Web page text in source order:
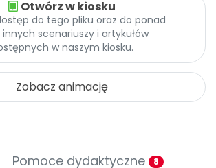
numery
Otwórz w kiosku
do tego pliku oraz do ponad
scenariuszy i artykułów
w naszym kiosku.
Zobacz animację
Pomoce dydaktyczne 8